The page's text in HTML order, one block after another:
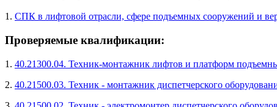
1. СПК в лифтовой отрасли, сфере подъемных сооружений и
Проверяемые квалификации:
1. 40.21300.04. Техник-монтажник лифтов и платформ
2. 40.21500.03. Техник - монтажник диспетчерского